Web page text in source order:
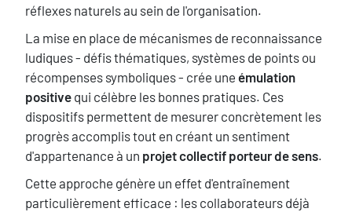
réflexes naturels au sein de l'organisation.
La mise en place de mécanismes de reconnaissance
ludiques - défis thématiques, systèmes de points ou
récompenses symboliques - crée une émulation
positive qui célèbre les bonnes pratiques. Ces
dispositifs permettent de mesurer concrètement les
progrès accomplis tout en créant un sentiment
d'appartenance à un projet collectif porteur de sens.
Cette approche génère un effet d'entraînement
particulièrement efficace : les collaborateurs déjà